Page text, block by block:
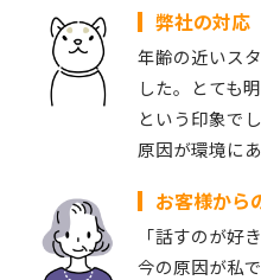
弊社の対応
年齢の近いス
した。とても
という印象で
原因が環境に
お客様から
「話すのが好
今の原因が私